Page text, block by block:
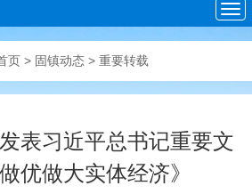
导
航
页 > 固镇动态 > 重要转载
表习近平总书记重要文
优做大实体经济》